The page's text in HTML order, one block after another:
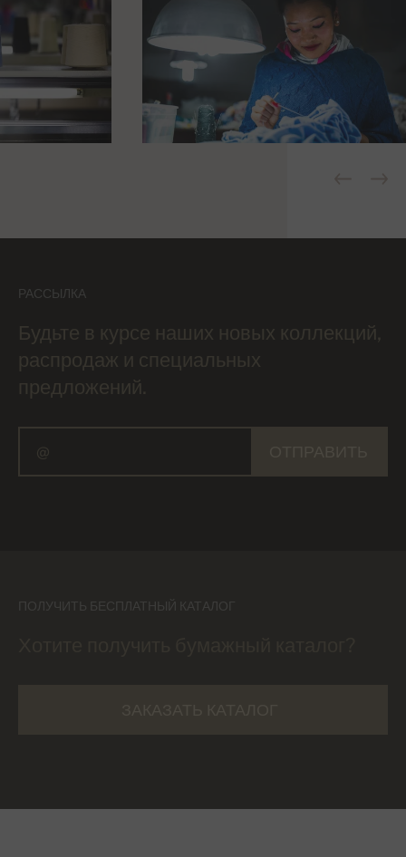
РАССЫЛКА
Будьте в курсе наших новых коллекций,
распродаж и специальных
предложений.
ПОЛУЧИТЬ БЕСПЛАТНЫЙ КАТАЛОГ